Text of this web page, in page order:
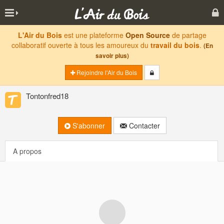
L'Air du Boisest une plateforme Open Sourcede partage
collaboratif ouverte à tous les amoureux du travail du bois. (En
savoir plus)
Rejoindre l'Air du Bois
Tontonfred18
S'abonner Contacter
A propos